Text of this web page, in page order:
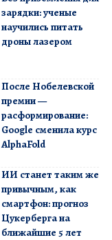
зарядки: ученые
научились питать
дроны лазером
После Нобелевской
премии —
расформирование:
Google сменила курс
AlphaFold
ИИ станет таким же
привычным, как
смартфон: прогноз
Цукерберга на
ближайшие 5 лет